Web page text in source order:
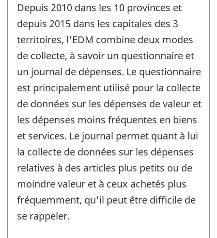
Depuis 2010 dans les 10 provinces et
depuis 2015 dans les capitales des 3
territoires, l'EDM combine deux modes
de collecte, à savoir un questionnaire et
un journal de dépenses. Le questionnaire
est principalement utilisé pour la collecte
de données sur les dépenses de valeur et
les dépenses moins fréquentes en biens
et services. Le journal permet quant à lui
la collecte de données sur les dépenses
relatives à des articles plus petits ou de
moindre valeur et à ceux achetés plus
fréquemment, qu'il peut être difficile de
se rappeler.